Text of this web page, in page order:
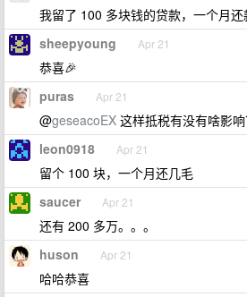
我留了 100 多块钱的贷款，一个月
sheepyoung Apr 21
恭喜🎉
puras Apr 21
@geseacoEX 这样抵税有没有啥影响
leon0918 Apr 21
留个 100 块，一个月还几毛
saucer Apr 21
还有 200 多万。。。
huson Apr 21
哈哈恭喜